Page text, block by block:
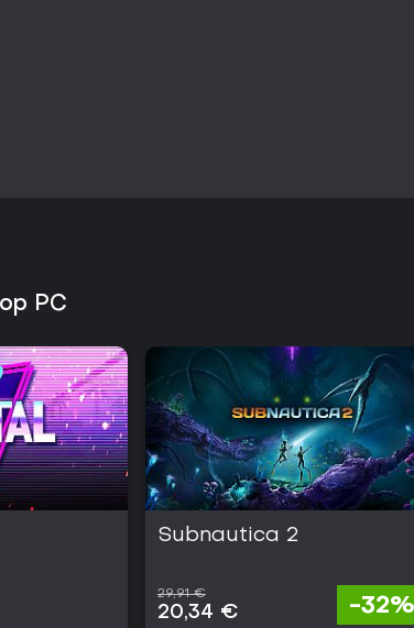
PC
Subnautica 2
29,91 €
20,34 € -32%